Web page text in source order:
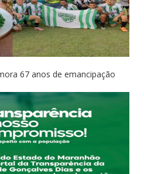
67 anos de emancipação